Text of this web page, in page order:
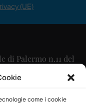
come i cookie
(UE)
Palermo n.11 del